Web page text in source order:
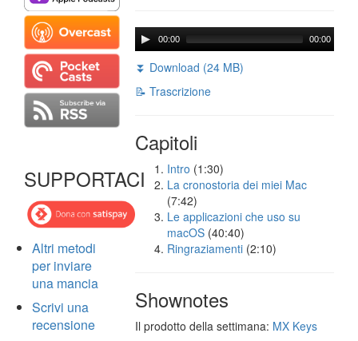
SUPPORTACI
Altri metodi
per inviare
una mancia
Scrivi una
recensione
00:00 00:00
⏬ Download (24 MB)
📝 Trascrizione
Capitoli
Intro (1:30)
La cronostoria dei miei Mac
(7:42)
Le applicazioni che uso su
macOS (40:40)
Ringraziamenti (2:10)
Shownotes
Il prodotto della settimana: MX Keys